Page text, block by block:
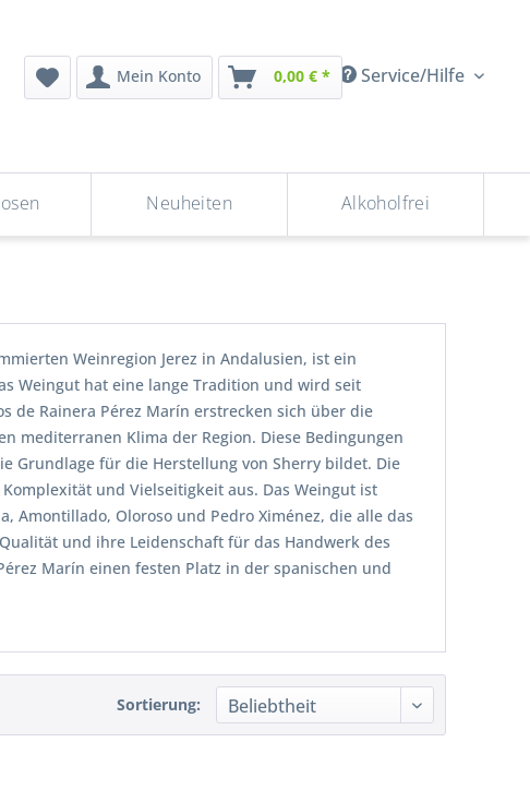
Service/Hilfe
Mein Konto 0,00 € *
Neuheiten Alkoholfrei
Weinregion Jerez in Andalusien, ist ein
Weingut hat eine lange Tradition und wird seit
de Rainera Pérez Marín erstrecken sich über die
mediterranen Klima der Region. Diese Bedingungen
Grundlage für die Herstellung von Sherry bildet. Die
und Vielseitigkeit aus. Das Weingut ist
Amontillado, Oloroso und Pedro Ximénez, die alle das
und ihre Leidenschaft für das Handwerk des
Marín einen festen Platz in der spanischen und
Sortierung: